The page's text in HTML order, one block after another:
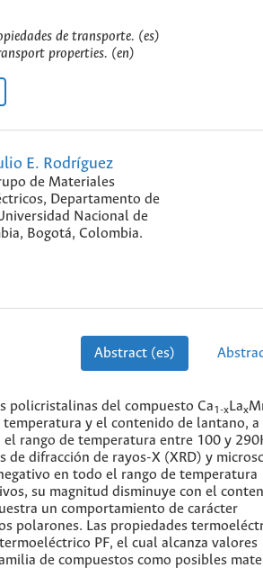
de transporte. (es)
properties. (en)
E. Rodríguez
de Materiales
Departamento de
Nacional de
Bogotá, Colombia.
Abstract (es)
policristalinas del compuesto Ca1-x Lax
y el contenido de lantano,
rango de temperatura entre 100 y
difracción de rayos-X (XRD) y
en todo el rango de temperatura
su magnitud disminuye con el
un comportamiento de carácter
polarones. Las propiedades
PF, el cual alcanza valores
de compuestos como posibles